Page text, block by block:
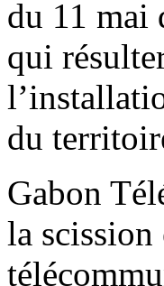
du 11 mai
qui
du
Gabon
la scission